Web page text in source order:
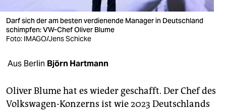
veranstaltungen
shop
fragen & hilfe
abo
Darf sich der am besten verdienende Manager in Deutschland
schimpfen: VW-Chef Oliver Blume
Foto: IMAGO/Jens Schicke
Aus Berlin Björn Hartmann
Oliver Blume hat es wieder geschafft. Der Chef des
Volkswagen-Konzerns ist wie 2023 Deutschlands